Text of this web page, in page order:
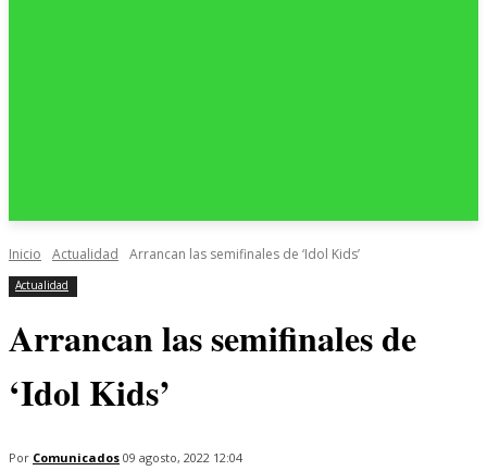
Inicio Actualidad Arrancan las semifinales de ‘Idol Kids’
Actualidad
Arrancan las semifinales de
‘Idol Kids’
Por Comunicados 09 agosto, 2022 12:04